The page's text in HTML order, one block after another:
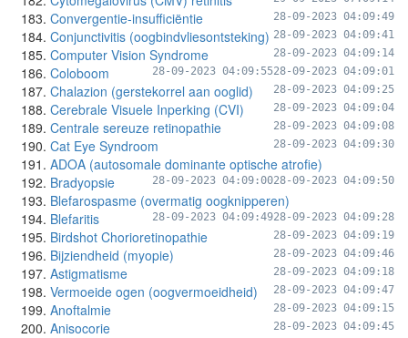
28-09-2023 04:09:49
Convergentie-insufficiëntie
28-09-2023 04:09:41
Conjunctivitis (oogbindvliesontsteking)
28-09-2023 04:09:14
Computer Vision Syndrome
28-09-2023 04:09:01
Coloboom 28-09-2023 04:09:55
Chalazion (gerstekorrel aan ooglid) 28-09-2023 04:09:25
Cerebrale Visuele Inperking (CVI) 28-09-2023 04:09:04
Centrale sereuze retinopathie 28-09-2023 04:09:08
Cat Eye Syndroom 28-09-2023 04:09:30
ADOA (autosomale dominante optische atrofie)
28-09-2023 04:09:50
Bradyopsie 28-09-2023 04:09:00
Blefarospasme (overmatig oogknipperen)
28-09-2023 04:09:28
Blefaritis 28-09-2023 04:09:49
Birdshot Chorioretinopathie 28-09-2023 04:09:19
Bijziendheid (myopie) 28-09-2023 04:09:46
Astigmatisme 28-09-2023 04:09:18
Vermoeide ogen (oogvermoeidheid) 28-09-2023 04:09:47
Anoftalmie 28-09-2023 04:09:15
Anisocorie 28-09-2023 04:09:45